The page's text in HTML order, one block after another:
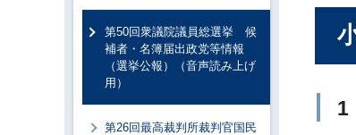
1
第50回衆議院議員総選挙 候
補者・名簿届出政党等情報
（選挙公報）（音声読み上げ
用）
第26回最高裁判所裁判官国民